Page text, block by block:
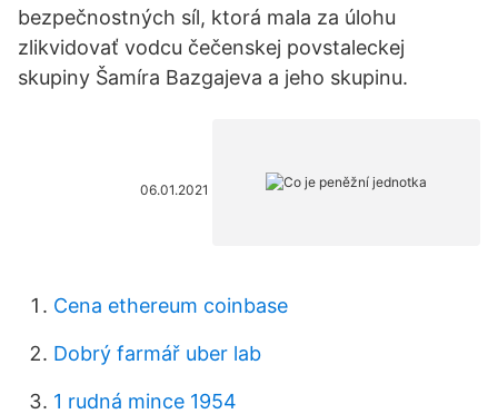
bezpečnostných síl, ktorá mala za úlohu
zlikvidovať vodcu čečenskej povstaleckej
skupiny Šamíra Bazgajeva a jeho skupinu.
06.01.2021
Cena ethereum coinbase
Dobrý farmář uber lab
1 rudná mince 1954